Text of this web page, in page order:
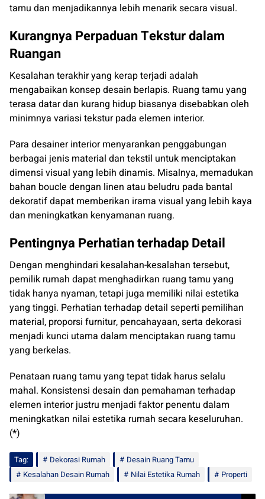
tamu dan menjadikannya lebih menarik secara visual.
Kurangnya Perpaduan Tekstur dalam
Ruangan
Kesalahan terakhir yang kerap terjadi adalah
mengabaikan konsep desain berlapis. Ruang tamu yang
terasa datar dan kurang hidup biasanya disebabkan oleh
minimnya variasi tekstur pada elemen interior.
Para desainer interior menyarankan penggabungan
berbagai jenis material dan tekstil untuk menciptakan
dimensi visual yang lebih dinamis. Misalnya, memadukan
bahan boucle dengan linen atau beludru pada bantal
dekoratif dapat memberikan irama visual yang lebih kaya
dan meningkatkan kenyamanan ruang.
Pentingnya Perhatian terhadap Detail
Dengan menghindari kesalahan-kesalahan tersebut,
pemilik rumah dapat menghadirkan ruang tamu yang
tidak hanya nyaman, tetapi juga memiliki nilai estetika
yang tinggi. Perhatian terhadap detail seperti pemilihan
material, proporsi furnitur, pencahayaan, serta dekorasi
menjadi kunci utama dalam menciptakan ruang tamu
yang berkelas.
Penataan ruang tamu yang tepat tidak harus selalu
mahal. Konsistensi desain dan pemahaman terhadap
elemen interior justru menjadi faktor penentu dalam
meningkatkan nilai estetika rumah secara keseluruhan.
(*)
Tag: Dekorasi Rumah
Desain Ruang Tamu
Kesalahan Desain Rumah
Nilai Estetika Rumah Properti